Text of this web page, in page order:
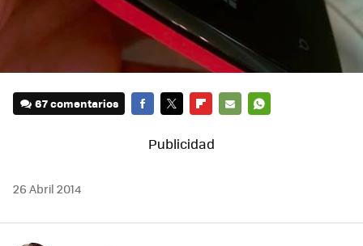
67 comentarios
26 Abril 2014